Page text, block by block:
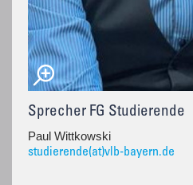
Sprecher FG Studierende
Paul Wittkowski
studierende(at)vlb-bayern.de